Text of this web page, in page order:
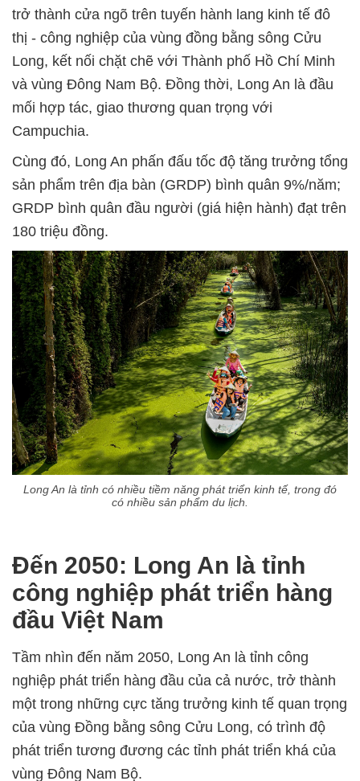
trở thành cửa ngõ trên tuyến hành lang kinh tế đô
thị - công nghiệp của vùng đồng bằng sông Cửu
Long, kết nối chặt chẽ với Thành phố Hồ Chí Minh
và vùng Đông Nam Bộ. Đồng thời, Long An là đầu
mối hợp tác, giao thương quan trọng với
Campuchia.
Cùng đó, Long An phấn đấu tốc độ tăng trưởng tổng
sản phẩm trên địa bàn (GRDP) bình quân 9%/năm;
GRDP bình quân đầu người (giá hiện hành) đạt trên
180 triệu đồng.
Long An là tỉnh có nhiều tiềm năng phát triển kinh tế, trong đó
có nhiều sản phẩm du lịch.
Đến 2050: Long An là tỉnh
công nghiệp phát triển hàng
đầu Việt Nam
Tầm nhìn đến năm 2050, Long An là tỉnh công
nghiệp phát triển hàng đầu của cả nước, trở thành
một trong những cực tăng trưởng kinh tế quan trọng
của vùng Đồng bằng sông Cửu Long, có trình độ
phát triển tương đương các tỉnh phát triển khá của
vùng Đông Nam Bộ.